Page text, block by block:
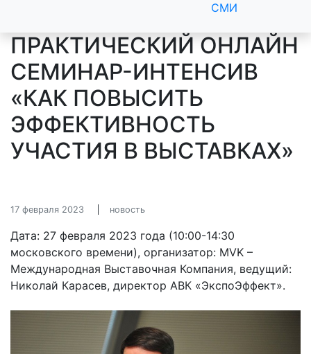
СМИ
ПРАКТИЧЕСКИЙ ОНЛАЙН
СЕМИНАР-ИНТЕНСИВ
«КАК ПОВЫСИТЬ
ЭФФЕКТИВНОСТЬ
УЧАСТИЯ В ВЫСТАВКАХ»
17 февраля 2023 новость
Дата: 27 февраля 2023 года (10:00-14:30
московского времени), организатор: MVK –
Международная Выставочная Компания, ведущий:
Николай Карасев, директор АВК «ЭкспоЭффект».